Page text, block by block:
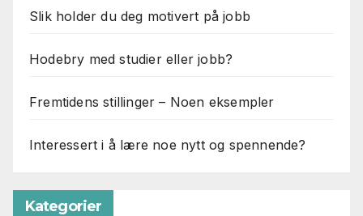
Slik holder du deg motivert på jobb
Hodebry med studier eller jobb?
Fremtidens stillinger – Noen eksempler
Interessert i å lære noe nytt og spennende?
Kategorier